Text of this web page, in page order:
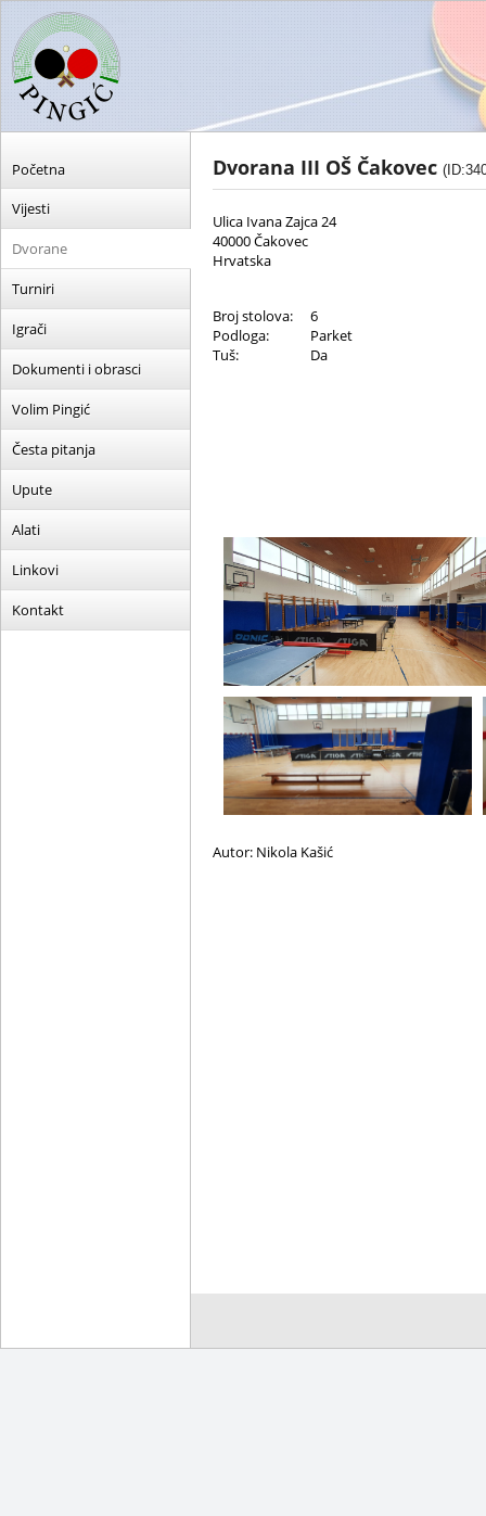
Početna
Vijesti
Dvorane
Turniri
Igrači
Dokumenti i obrasci
Volim Pingić
Česta pitanja
Upute
Alati
Linkovi
Kontakt
Dvorana III OŠ Čakovec
Ulica Ivana Zajca 24
40000 Čakovec
Hrvatska
Broj stolova:
6
Podloga:
Parket
Tuš:
Da
Autor: Nikola Kašić